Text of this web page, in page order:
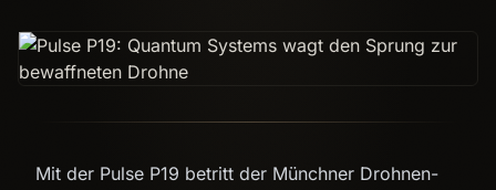
Mit der Pulse P19 betritt der Münchner Drohnen-